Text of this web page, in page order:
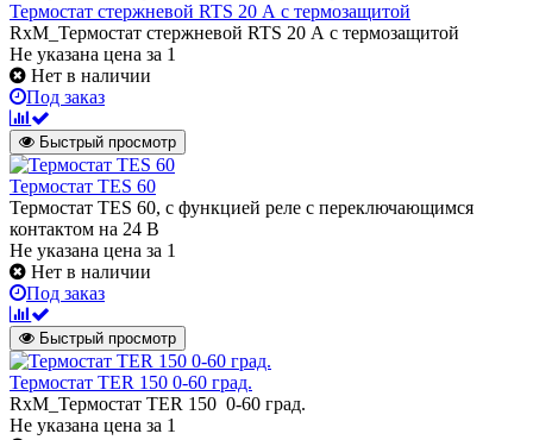
Термостат стержневой RTS 20 А с термозащитой
RxM_Термостат стержневой RTS 20 А с термозащитой
Не указана цена за 1
Нет в наличии
Под заказ
Быстрый просмотр
Термостат TES 60
Термостат TES 60, с функцией реле с переключающимся
контактом на 24 В
Не указана цена за 1
Нет в наличии
Под заказ
Быстрый просмотр
Термостат TER 150 0-60 град.
RxM_Термостат TER 150 0-60 град.
Не указана цена за 1